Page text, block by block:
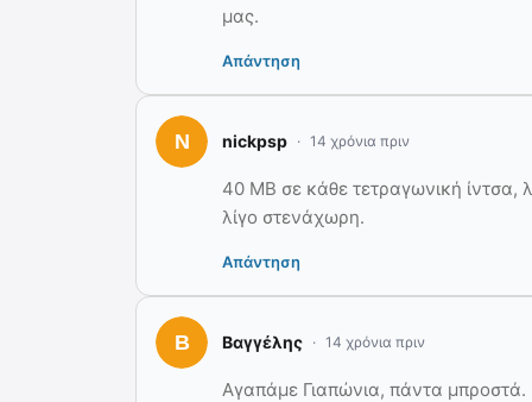
μας.
Απάντηση
nickpsp 14 χρόνια πριν
40 ΜΒ σε κάθε τετραγωνική ίντσα,
λίγο στενάχωρη.
Απάντηση
Βαγγέλης 14 χρόνια πριν
Αγαπάμε Γιαπώνια, πάντα μπροστά.